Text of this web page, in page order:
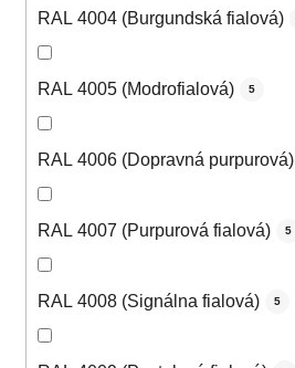
RAL 4004 (Burgundská fialová)
RAL 4005 (Modrofialová) 5
RAL 4006 (Dopravná purpurová)
RAL 4007 (Purpurová fialová) 5
RAL 4008 (Signálna fialová) 5